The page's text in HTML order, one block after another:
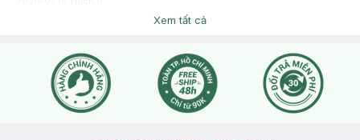
2026-01-16Thích
Xem tất cả